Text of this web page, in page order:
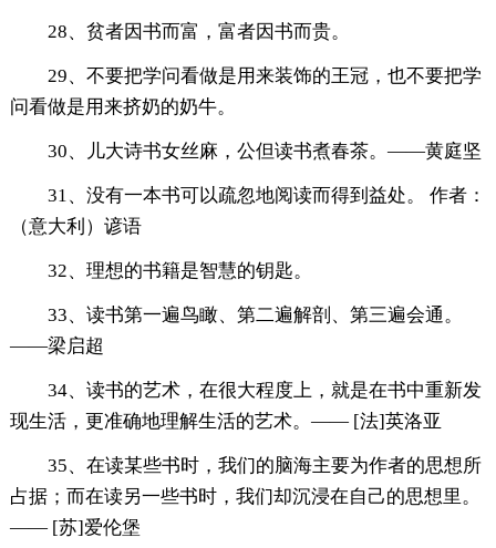
28、贫者因书而富，富者因书而贵。
29、不要把学问看做是用来装饰的王冠，也不要把学
问看做是用来挤奶的奶牛。
30、儿大诗书女丝麻，公但读书煮春茶。——黄庭坚
31、没有一本书可以疏忽地阅读而得到益处。 作者：
（意大利）谚语
32、理想的书籍是智慧的钥匙。
33、读书第一遍鸟瞰、第二遍解剖、第三遍会通。
——梁启超
34、读书的艺术，在很大程度上，就是在书中重新发
现生活，更准确地理解生活的艺术。—— [法]英洛亚
35、在读某些书时，我们的脑海主要为作者的思想所
占据；而在读另一些书时，我们却沉浸在自己的思想里。
—— [苏]爱伦堡